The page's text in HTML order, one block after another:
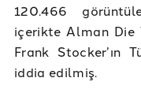
120.466
içerikte Alman Die
Frank Stocker’ın
iddia edilmiş.